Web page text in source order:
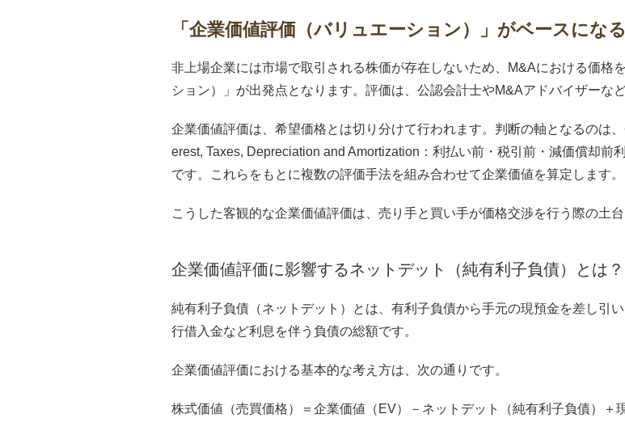
「企業価値評価（バリュエーション）」がベースになる
非上場企業には市場で取引される株価が存在しないため、M&Aにおける価格
ション）」が出発点となります。評価は、公認会計士やM&Aアドバイザーな
企業価値評価は、希望価格とは切り分けて行われます。判断の軸となるのは
erest, Taxes, Depreciation and Amortization：利払い前・税引前・減価償却前
です。これらをもとに複数の評価手法を組み合わせて企業価値を算定します。
こうした客観的な企業価値評価は、売り手と買い手が価格交渉を行う際の土台
企業価値評価に影響するネットデット（純有利子負債）とは？
純有利子負債（ネットデット）とは、有利子負債から手元の現預金を差し引
行借入金など利息を伴う負債の総額です。
企業価値評価における基本的な考え方は、次の通りです。
株式価値（売買価格）＝企業価値（EV）－ネットデット（純有利子負債）＋